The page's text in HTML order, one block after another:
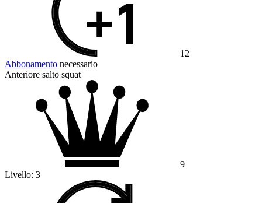
12
Abbonamento necessario
Anteriore salto squat
9
Livello: 3